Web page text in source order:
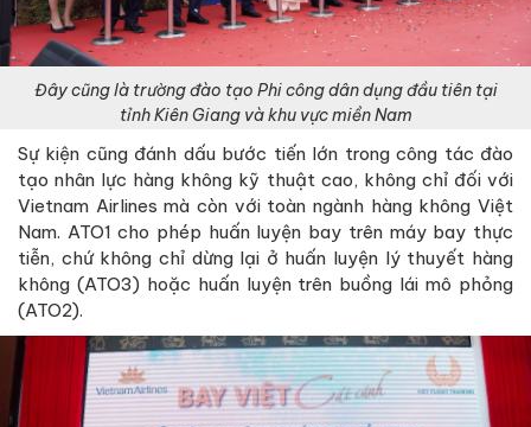
Đây cũng là trường đào tạo Phi công dân dụng đầu tiên tại
tỉnh Kiên Giang và khu vực miền Nam
Sự kiện cũng đánh dấu bước tiến lớn trong công tác đào
tạo nhân lực hàng không kỹ thuật cao, không chỉ đối với
Vietnam Airlines mà còn với toàn ngành hàng không Việt
Nam. ATO1 cho phép huấn luyện bay trên máy bay thực
tiễn, chứ không chỉ dừng lại ở huấn luyện lý thuyết hàng
không (ATO3) hoặc huấn luyện trên buồng lái mô phỏng
(ATO2).